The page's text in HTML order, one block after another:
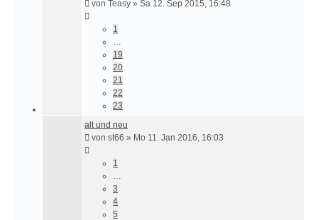
von Teasy » Sa 12. Sep 2015, 16:48
1
19
20
21
22
23
alt und neu
von st66 » Mo 11. Jan 2016, 16:03
1
3
4
5